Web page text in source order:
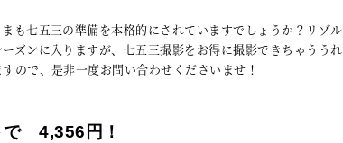
も七五三の準備を本格的にされていますでしょうか？リゾル
ズンに入りますが、七五三撮影をお得に撮影できちゃううれ
ので、是非一度お問い合わせくださいませ！
4,356円！